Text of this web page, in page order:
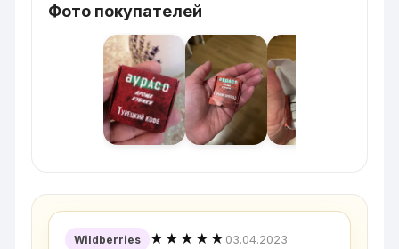
Фото покупателей
Wildberries ★★★★★ 03.04.2023